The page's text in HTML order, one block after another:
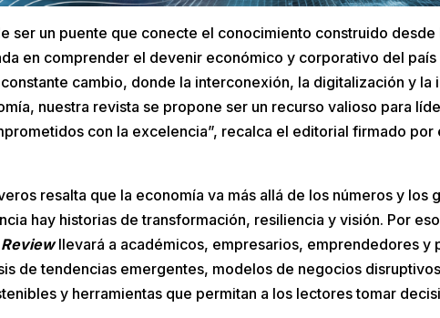
ser un puente que conecte el conocimiento construido desde
en comprender el devenir económico y corporativo del país
cambio, donde la interconexión, la digitalización y la
nuestra revista se propone ser un recurso valioso para
con la excelencia”, recalca el editorial firmado por
resalta que la economía va más allá de los números y los
hay historias de transformación, resiliencia y visión. Por
llevará a académicos, empresarios, emprendedores y
de tendencias emergentes, modelos de negocios
y herramientas que permitan a los lectores tomar